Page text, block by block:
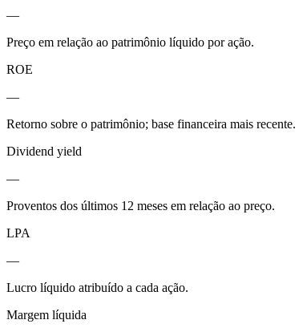
—
Preço em relação ao patrimônio líquido por ação.
ROE
—
Retorno sobre o patrimônio; base financeira mais recente.
Dividend yield
—
Proventos dos últimos 12 meses em relação ao preço.
LPA
—
Lucro líquido atribuído a cada ação.
Margem líquida